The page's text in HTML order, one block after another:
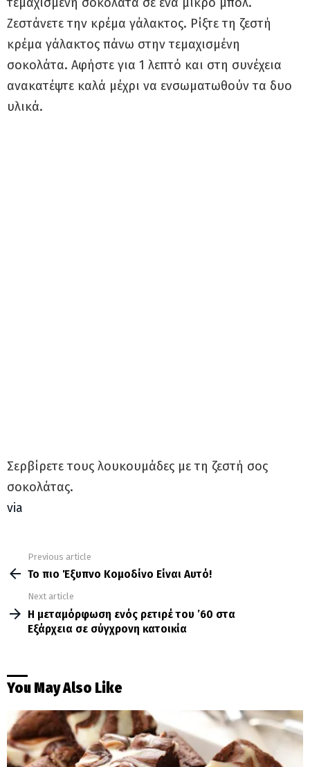
Ζεστάνετε την κρέμα γάλακτος. Ρίξτε τη ζεστή
κρέμα γάλακτος πάνω στην τεμαχισμένη
σοκολάτα. Αφήστε για 1 λεπτό και στη συνέχεια
ανακατέψτε καλά μέχρι να ενσωματωθούν τα δυο
υλικά.
Σερβίρετε τους λουκουμάδες με τη ζεστή σος
σοκολάτας.
via
more
Previous article
Το πιο Έξυπνο Κομοδίνο Είναι Αυτό!
Next article
Η μεταμόρφωση ενός ρετιρέ του ’60 στα
Εξάρχεια σε σύγχρονη κατοικία
You May Also Like